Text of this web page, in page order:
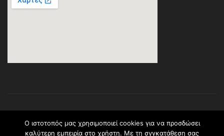
νομίμου δικαιώματος.Το περιεχόμενο ανήκει (C) στο σύλλογο
Ηλιαχτίδα * ΠΡΑΞΗ: <> Υλοποιείται στο πλαίσιο του Επιχειρησιακού
O ιστοτοπός μας χρησιμοποιεί cookies για να προσδώσει
καλύτερη εμπειρία στο χρήστη. Με τη σyγκατάθεση σας